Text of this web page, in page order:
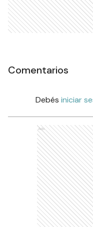
Comentarios
Debés iniciar
Ads